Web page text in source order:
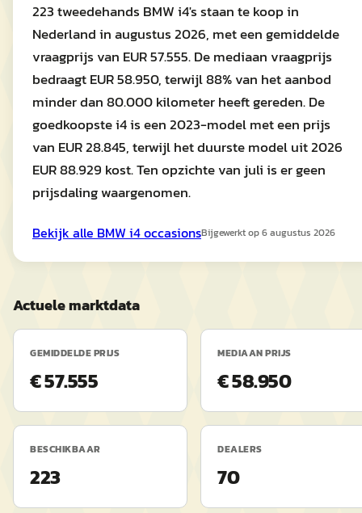
223 tweedehands BMW i4's staan te koop in
Nederland in augustus 2026, met een gemiddelde
vraagprijs van EUR 57.555. De mediaan vraagprijs
bedraagt EUR 58.950, terwijl 88% van het aanbod
minder dan 80.000 kilometer heeft gereden. De
goedkoopste i4 is een 2023-model met een prijs
van EUR 28.845, terwijl het duurste model uit 2026
EUR 88.929 kost. Ten opzichte van juli is er geen
prijsdaling waargenomen.
Bekijk alle BMW i4occasionsBijgewerkt op6 augustus 2026
Actuele marktdata
GEMIDDELDE PRIJS
€ 57.555
MEDIAAN PRIJS
€ 58.950
BESCHIKBAAR
223
DEALERS
70